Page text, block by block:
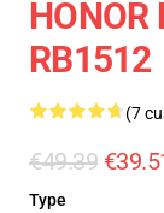
RB1512
(7
€49.39
Type